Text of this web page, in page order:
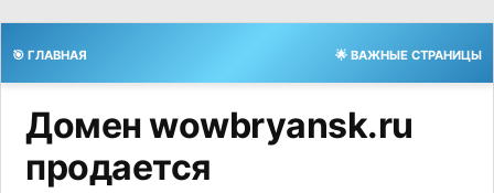
🎯 ГЛАВНАЯ 🌟 ВАЖНЫЕ СТРАНИЦЫ
Домен wowbryansk.ru
продается